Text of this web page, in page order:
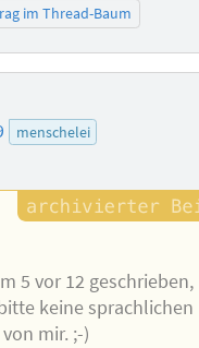
im Thread-Baum
menschelei
5 vor 12 geschrieben,
keine sprachlichen
mir. ;-)